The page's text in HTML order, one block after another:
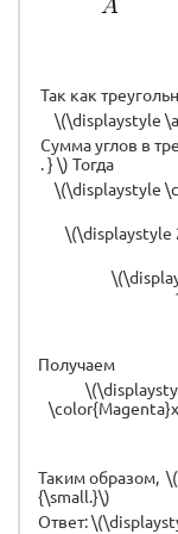
Так как
\(\displaystyle
Сумма углов в
. } \) Тогда
\(\displaystyle
\(\displaystyle
Получаем
Таким образом,
{\small.}\)
Ответ: